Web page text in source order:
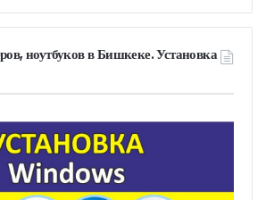
ноутбуков в Бишкеке. Установка